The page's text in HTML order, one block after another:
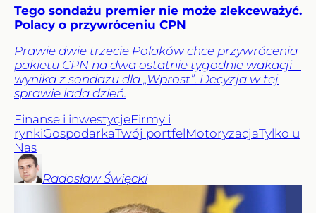
Tego sondażu premier nie może zlekceważyć.
Polacy o przywróceniu CPN
Prawie dwie trzecie Polaków chce przywrócenia
pakietu CPN na dwa ostatnie tygodnie wakacji –
wynika z sondażu dla „Wprost”. Decyzja w tej
sprawie lada dzień.
Finanse i inwestycjeFirmy i
rynkiGospodarkaTwój portfelMotoryzacjaTylko u
Nas
Radosław Święcki